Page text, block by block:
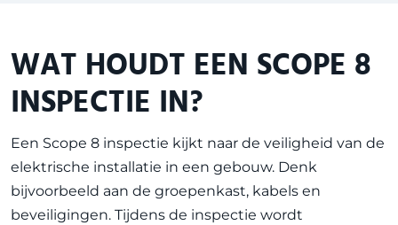
WAT HOUDT EEN SCOPE 8
INSPECTIE IN?
Een Scope 8 inspectie kijkt naar de veiligheid van de
elektrische installatie in een gebouw. Denk
bijvoorbeeld aan de groepenkast, kabels en
beveiligingen. Tijdens de inspectie wordt